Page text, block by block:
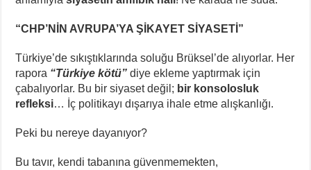
“CHP’NİN AVRUPA’YA ŞİKAYET SİYASETİ”
Türkiye’de sıkıştıklarında soluğu Brüksel’de alıyorlar. Her
rapora “Türkiye kötü” diye ekleme yaptırmak için
çabalıyorlar. Bu bir siyaset değil; bir konsolosluk
refleksi… İç politikayı dışarıya ihale etme alışkanlığı.
Peki bu nereye dayanıyor?
Bu tavır, kendi tabanına güvenmemekten,